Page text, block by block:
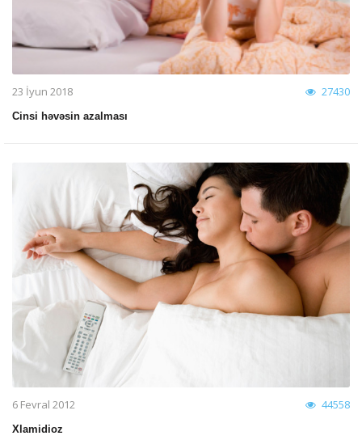
23 İyun 2018 27430
Cinsi həvəsin azalması
6 Fevral 2012 44558
Xlamidioz